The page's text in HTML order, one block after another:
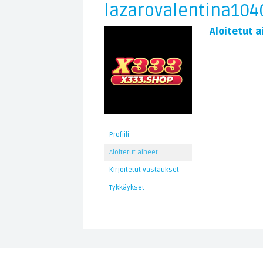
Profiili
Aloitetut aiheet
Kirjoitetut vastaukset
Tykkäykset
Aloitetut